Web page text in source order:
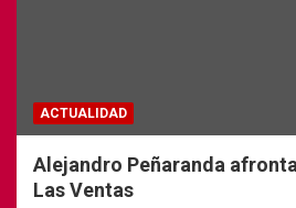
ACTUALIDAD
Alejandro Peñaranda
Las Ventas